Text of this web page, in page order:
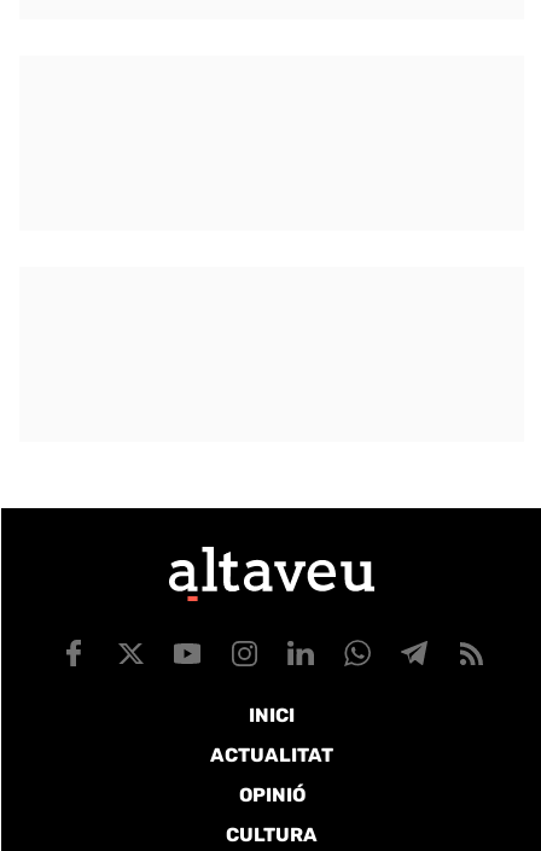
INICI
ACTUALITAT
OPINIÓ
CULTURA